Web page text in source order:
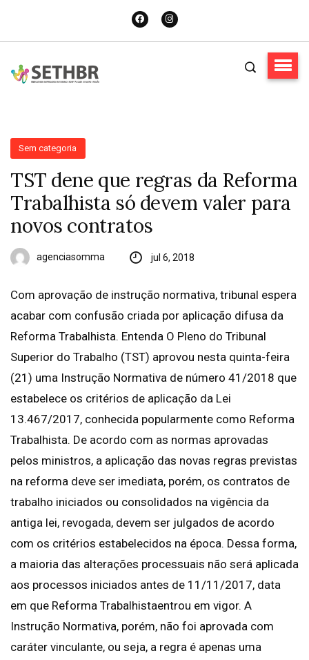
Sem categoria
TST dene que regras da Reforma
Trabalhista só devem valer para
novos contratos
agenciasomma jul 6, 2018
Com aprovação de instrução normativa, tribunal espera
acabar com confusão criada por aplicação difusa da
Reforma Trabalhista. Entenda O Pleno do Tribunal
Superior do Trabalho (TST) aprovou nesta quinta-feira
(21) uma Instrução Normativa de número 41/2018 que
estabelece os critérios de aplicação da Lei
13.467/2017, conhecida popularmente como Reforma
Trabalhista. De acordo com as normas aprovadas
pelos ministros, a aplicação das novas regras previstas
na reforma deve ser imediata, porém, os contratos de
trabalho iniciados ou consolidados na vigência da
antiga lei, revogada, devem ser julgados de acordo
com os critérios estabelecidos na época. Dessa forma,
a maioria das alterações processuais não será aplicada
aos processos iniciados antes de 11/11/2017, data
em que Reforma Trabalhistaentrou em vigor. A
Instrução Normativa, porém, não foi aprovada com
caráter vinculante, ou seja, a regra é apenas uma